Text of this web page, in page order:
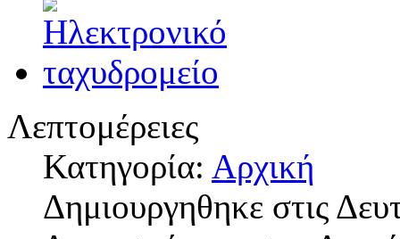
Λεπτομέρειες
Κατηγορία: Αρχική
Δημιουργηθηκε στις